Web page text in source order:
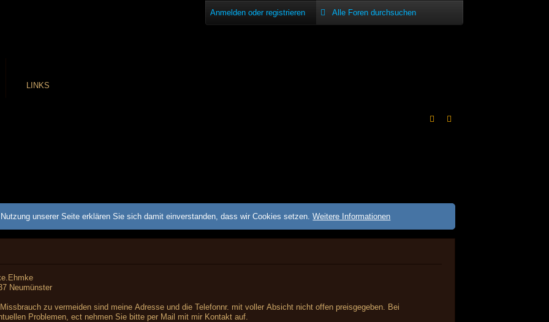
Anmelden oder registrieren
LINKS
unserer Seite erklären Sie sich damit einverstanden, dass wir Cookies setzen.Weitere Informationen
Neumünster
zu vermeiden sind meine Adresse und die Telefonnr. mit voller Absicht nicht offen preisgegeben. Bei
Problemen, ect nehmen Sie bitte per Mail mit mir Kontakt auf.